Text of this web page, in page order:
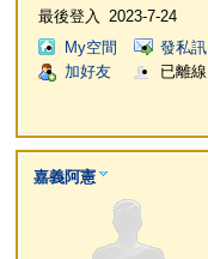
最後登入
2023-7-24
My空間
發私訊
加好友
已離線
嘉義阿憲